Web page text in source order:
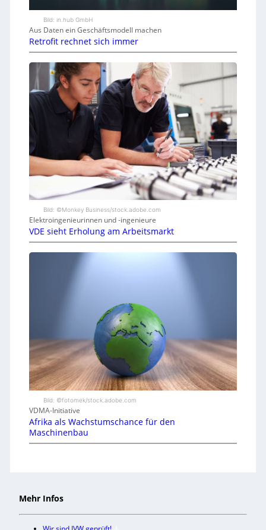
Bild: in.hub GmbH
Aus Daten ein Geschäftsmodell machen
Retrofit rechnet sich immer
Bild: ©Monkey Business/stock.adobe.com
Elektroingenieurinnen und -ingenieure
VDE sieht Erholung am Arbeitsmarkt
Bild: ©fotomek/stock.adobe.com
VDMA-Initiative
Afrika als Wachstumschance für den
Maschinenbau
Mehr Infos